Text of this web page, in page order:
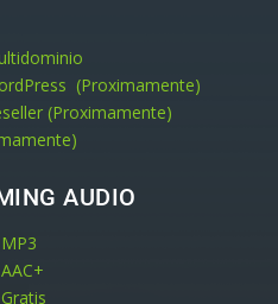
(Proximamente)
(Proximamente)
AUDIO